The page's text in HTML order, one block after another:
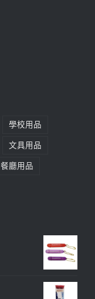
學校用品
文具用品
餐廳用品